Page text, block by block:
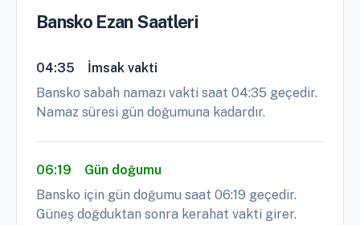
Bansko Ezan Saatleri
04:35
İmsak vakti
Bansko sabah namazı vakti saat 04:35 geçedir.
Namaz süresi gün doğumuna kadardır.
06:19
Gün doğumu
Bansko için gün doğumu saat 06:19 geçedir.
Güneş doğduktan sonra kerahat vakti girer.